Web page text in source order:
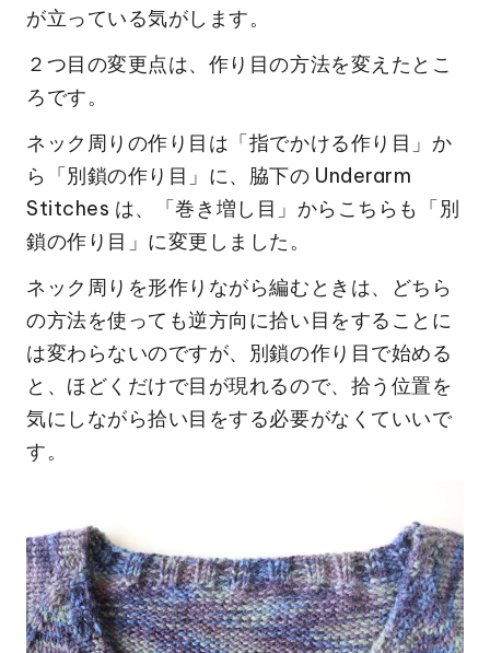
が立っている気がします。
２つ目の変更点は、作り目の方法を変えたとこ
ろです。
ネック周りの作り目は「指でかける作り目」か
ら「別鎖の作り目」に、脇下の Underarm
Stitches は、「巻き増し目」からこちらも「別
鎖の作り目」に変更しました。
ネック周りを形作りながら編むときは、どちら
の方法を使っても逆方向に拾い目をすることに
は変わらないのですが、別鎖の作り目で始める
と、ほどくだけで目が現れるので、拾う位置を
気にしながら拾い目をする必要がなくていいで
す。